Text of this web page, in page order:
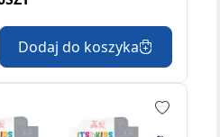
Dodaj do koszyka